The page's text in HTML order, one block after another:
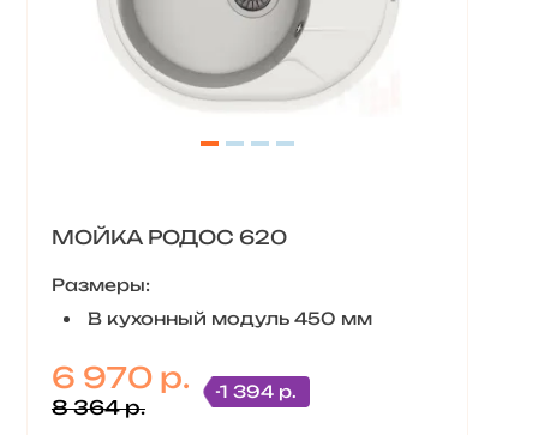
МОЙКА РОДОС 620
Размеры:
В кухонный модуль 450 мм
6 970 р.
8 364 р.
-1 394 р.